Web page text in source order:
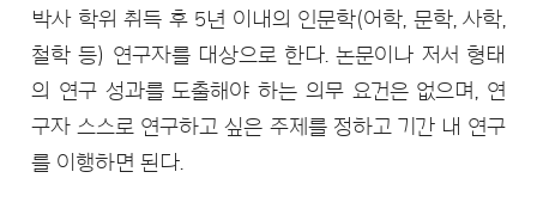
박사 학위 취득 후 5년 이내의 인문학(어학, 문학, 사학,
철학 등) 연구자를 대상으로 한다. 논문이나 저서 형태
의 연구 성과를 도출해야 하는 의무 요건은 없으며, 연
구자 스스로 연구하고 싶은 주제를 정하고 기간 내 연구
를 이행하면 된다.